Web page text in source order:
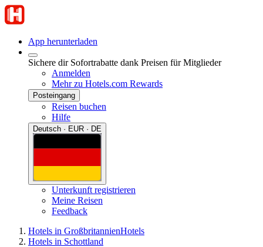
App herunterladen
Sichere dir Sofortrabatte dank Preisen für Mitglieder
Anmelden
Mehr zu Hotels.com Rewards
Posteingang
Reisen buchen
Hilfe
Deutsch · EUR · DE
Unterkunft registrieren
Meine Reisen
Feedback
Hotels in GroßbritannienHotels
Hotels in Schottland